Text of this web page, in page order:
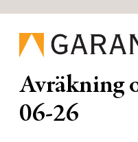
Avräkning
06-26